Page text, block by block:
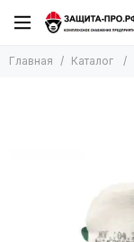
Главная Каталог